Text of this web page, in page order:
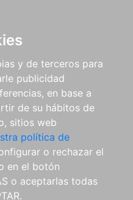
y de terceros para
publicidad
en base a
de su hábitos de
sitios web
política de
o rechazar el
en el botón
o aceptarlas todas